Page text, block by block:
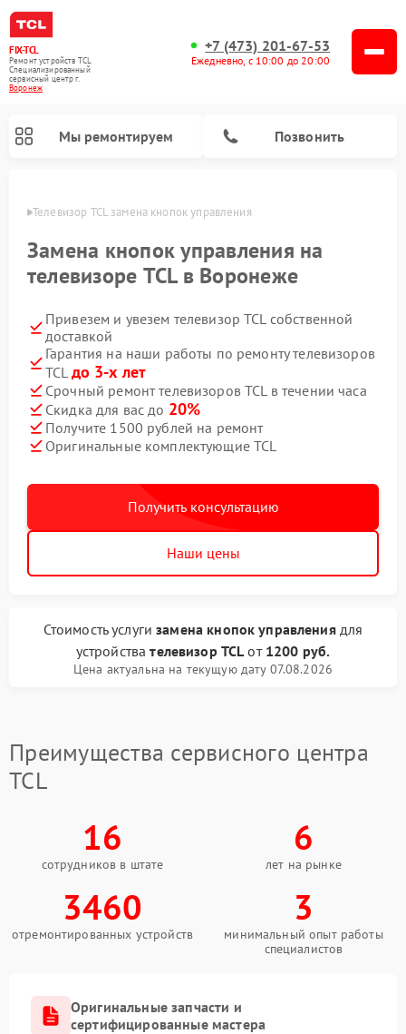
FIX-TCL
Ремонт устройств TCL
Специализированный
cервисный центр г.
Воронеж
+7 (473) 201-67-53
Ежедневно, с 10:00 до 20:00
Мы ремонтируем Позвонить
Телевизор TCL замена кнопок управления
Замена кнопок управления на
телевизоре TCL в Воронеже
Привезем и увезем телевизор TCL собственной
доставкой
Гарантия на наши работы по ремонту телевизоров
TCL до 3-х лет
Срочный ремонт телевизоров TCL в течении часа
Скидка для вас до 20%
Получите 1500 рублей на ремонт
Оригинальные комплектующие TCL
Получить консультацию
Наши цены
Стоимость услугизамена кнопок управлениядля
устройствателевизор TCL от 1200 руб.
Цена актуальна на текущую дату 07.08.2026
Преимущества сервисного центра
TCL
16
сотрудников в штате
6
лет на рынке
3460
отремонтированных устройств
3
минимальный опыт работы
специалистов
Оригинальные запчасти и
сертифицированные мастера